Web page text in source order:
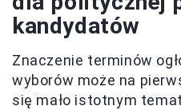
kandydatów
Znaczenie terminów
wyborów może na
się mało istotnym